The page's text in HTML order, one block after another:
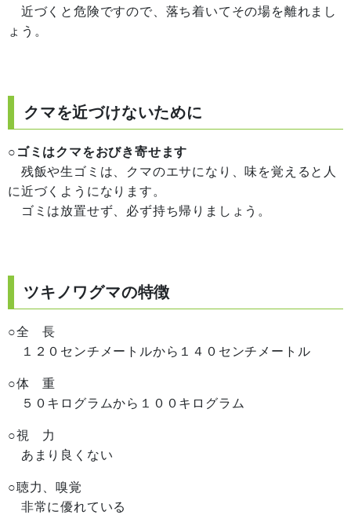
近づくと危険ですので、落ち着いてその場を離れまし
ょう。
クマを近づけないために
○ゴミはクマをおびき寄せます
残飯や生ゴミは、クマのエサになり、味を覚えると人
に近づくようになります。
ゴミは放置せず、必ず持ち帰りましょう。
ツキノワグマの特徴
○全 長
１２０センチメートルから１４０センチメートル
○体 重
５０キログラムから１００キログラム
○視 力
あまり良くない
○聴力、嗅覚
非常に優れている